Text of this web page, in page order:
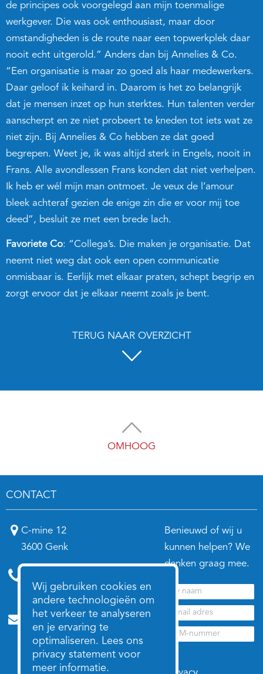
Wij gebruiken cookies en
andere technologieën om
het verkeer te analyseren
en je ervaring te
optimaliseren. Lees ons
privacy statement voor
meer informatie.
de principes ook voorgelegd aan mijn toenmalige
werkgever. Die was ook enthousiast, maar door
omstandigheden is de route naar een topwerkplek daar
nooit echt uitgerold.” Anders dan bij Annelies & Co.
“Een organisatie is maar zo goed als haar medewerkers.
Daar geloof ik keihard in. Daarom is het zo belangrijk
dat je mensen inzet op hun sterktes. Hun talenten verder
aanscherpt en ze niet probeert te kneden tot iets wat ze
niet zijn. Bij Annelies & Co hebben ze dat goed
begrepen. Weet je, ik was altijd sterk in Engels, nooit in
Frans. Alle avondlessen Frans konden dat niet verhelpen.
Ik heb er wél mijn man ontmoet. Je veux de l’amour
bleek achteraf gezien de enige zin die er voor mij toe
deed”, besluit ze met een brede lach.
Favoriete Co: “Collega’s. Die maken je organisatie. Dat
neemt niet weg dat ook een open communicatie
onmisbaar is. Eerlijk met elkaar praten, schept begrip en
zorgt ervoor dat je elkaar neemt zoals je bent.
TERUG NAAR OVERZICHT
OMHOOG
CONTACT
C-mine 12
3600 Genk
Nico: 0496 26 72 03
annelies@anneliesenco.be
nico@anneliesenco.be
Benieuwd of wij u
kunnen helpen? We
denken graag mee.